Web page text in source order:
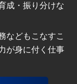
成・振り分けな
などもこなすこ
が身に付く仕事